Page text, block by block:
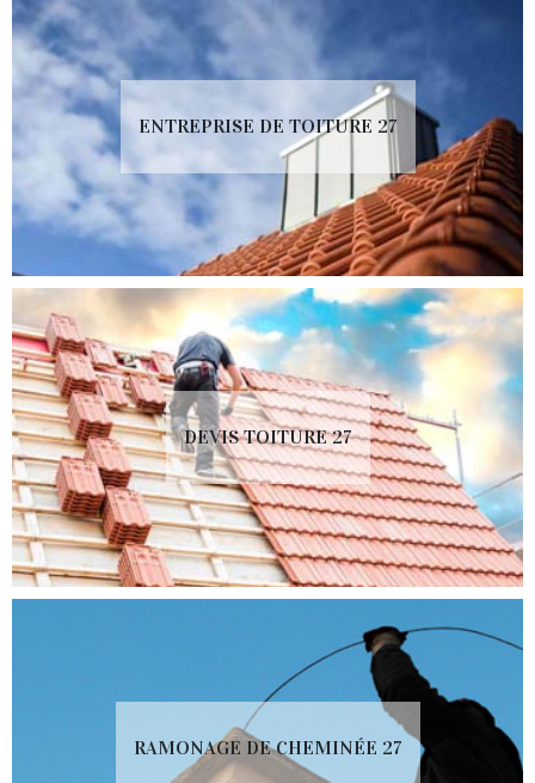
ENTREPRISE DE TOITURE 27
DEVIS TOITURE 27
RAMONAGE DE CHEMINÉE 27